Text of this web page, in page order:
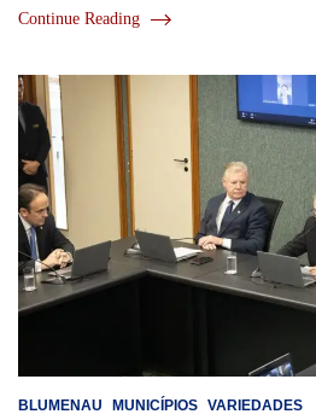
Continue Reading
BLUMENAU MUNICÍPIOS VARIEDADES